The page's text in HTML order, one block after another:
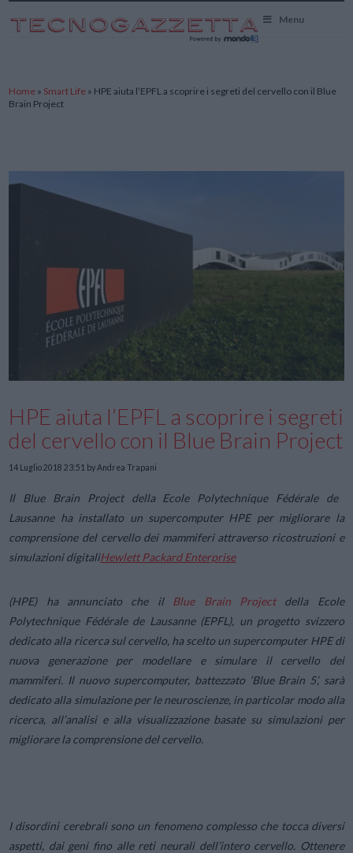
Menu
Home » Smart Life » HPE aiuta l’EPFL a scoprire i segreti del cervello con il Blue
Brain Project
HPE aiuta l’EPFL a scoprire i segreti
del cervello con il Blue Brain Project
14 Luglio 2018 23:51 by Andrea Trapani
Il Blue Brain Project della Ecole Polytechnique Fédérale de
Lausanne ha installato un supercomputer HPE per migliorare la
comprensione del cervello dei mammiferi attraverso ricostruzioni e
simulazioni digitaliHewlett Packard Enterprise
(HPE) ha annunciato che il Blue Brain Projectdella Ecole
Polytechnique Fédérale de Lausanne (EPFL), un progetto svizzero
dedicato alla ricerca sul cervello, ha scelto un supercomputer HPE di
nuova generazione per modellare e simulare il cervello dei
mammiferi. Il nuovo supercomputer, battezzato ‘Blue Brain 5’, sarà
dedicato alla simulazione per le neuroscienze, in particolar modo alla
ricerca, all’analisi e alla visualizzazione basate su simulazioni per
migliorare la comprensione del cervello.
I disordini cerebrali sono un fenomeno complesso che tocca diversi
aspetti, dai geni fino alle reti neurali dell’intero cervello. Ottenere